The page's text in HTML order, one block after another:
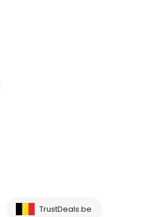
TrustDeals.be